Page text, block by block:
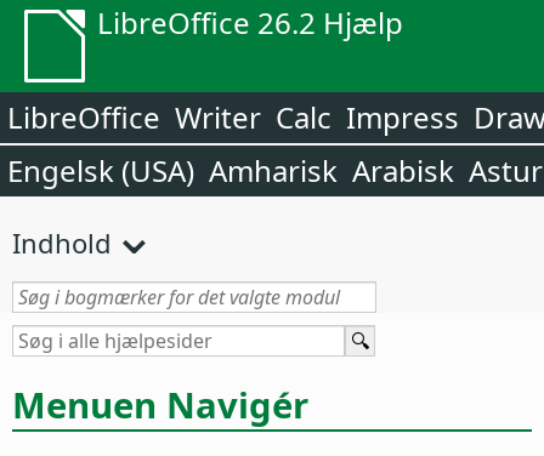
LibreOffice 26.2 Hjælp
LibreOffice Writer Calc Impress
Engelsk (USA) Amharisk Arabisk
Indhold
Menuen Navigér